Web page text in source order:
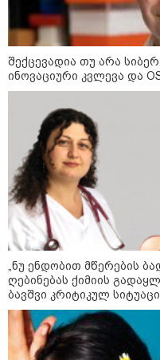
შექცევადია თუ არა
ინოვაციური კვლევა და
„ნუ ენდობით მწერების
ღებინებას ქიმიის
ბავშვი კრიტიკულ
ახვლედიანის რჩევები